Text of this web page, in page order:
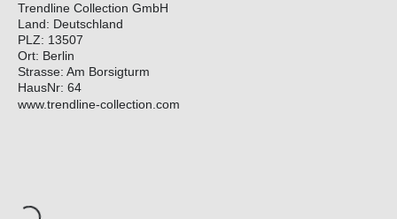
Trendline Collection GmbH
Land: Deutschland
PLZ: 13507
Ort: Berlin
Strasse: Am Borsigturm
HausNr: 64
www.trendline-collection.com